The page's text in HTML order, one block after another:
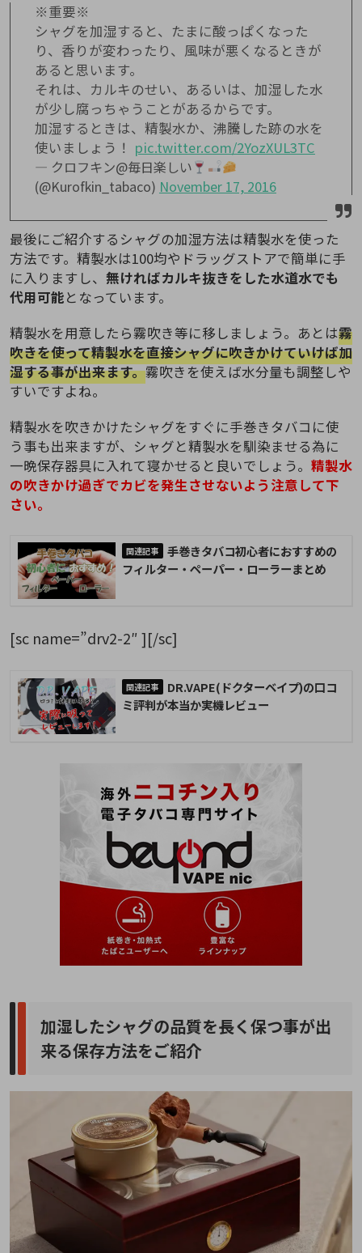
※重要※
シャグを加湿すると、たまに酸っぱくなった
り、香りが変わったり、風味が悪くなるときが
あると思います。
それは、カルキのせい、あるいは、加湿した水
が少し腐っちゃうことがあるからです。
加湿するときは、精製水か、沸騰した跡の水を
使いましょう！ pic.twitter.com/2YozXUL3TC
— クロフキン@毎日楽しい
(@Kurofkin_tabaco) November 17, 2016
最後にご紹介するシャグの加湿方法は精製水を使った
方法です。精製水は100均やドラッグストアで簡単に手
に入りますし、 無ければカルキ抜きをした水道水でも
代用可能となっています。
精製水を用意したら霧吹き等に移しましょう。あとは霧
吹きを使って精製水を直接シャグに吹きかけていけば加
湿する事が出来ます。霧吹きを使えば水分量も調整しや
すいですよね。
精製水を吹きかけたシャグをすぐに手巻きタバコに使
う事も出来ますが、シャグと精製水を馴染ませる為に
一晩保存器具に入れて寝かせると良いでしょう。 精製水
の吹きかけ過ぎでカビを発生させないよう注意して下
さい。
手巻きタバコ初心者におすすめの
フィルター・ペーパー・ローラーまとめ
[sc name=”drv2-2″ ][/sc]
DR.VAPE(ドクターベイプ)の口コ
ミ評判が本当か実機レビュー
加湿したシャグの品質を長く保つ事が出
来る保存方法をご紹介